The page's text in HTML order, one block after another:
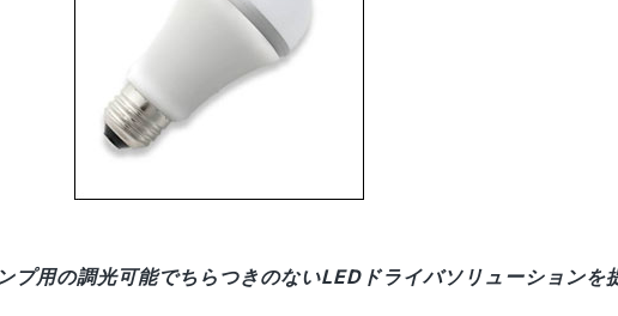
プ用の調光可能でちらつきのないLEDドライバソリューションを